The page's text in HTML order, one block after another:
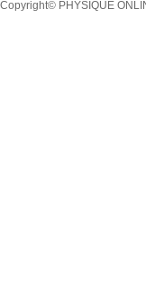
Copyright© PHYSIQUE